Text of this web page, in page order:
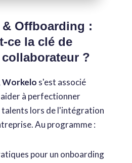
Offboarding :
ce la clé de
?
Workelo s'est associé
à perfectionner
talents lors de l'intégration
Au programme :
pour un onboarding